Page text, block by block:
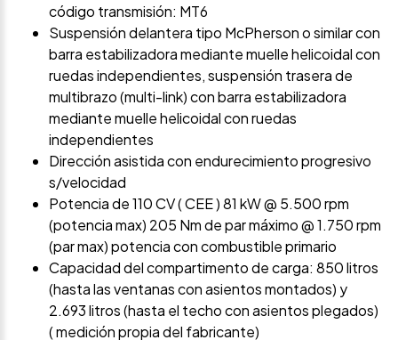
código transmisión: MT6
Suspensión delantera tipo McPherson o similar con
barra estabilizadora mediante muelle helicoidal con
ruedas independientes, suspensión trasera de
multibrazo (multi-link) con barra estabilizadora
mediante muelle helicoidal con ruedas
independientes
Dirección asistida con endurecimiento progresivo
s/velocidad
Potencia de 110 CV ( CEE ) 81 kW @ 5.500 rpm
(potencia max) 205 Nm de par máximo @ 1.750 rpm
(par max) potencia con combustible primario
Capacidad del compartimento de carga: 850 litros
(hasta las ventanas con asientos montados) y
2.693 litros (hasta el techo con asientos plegados)
( medición propia del fabricante)